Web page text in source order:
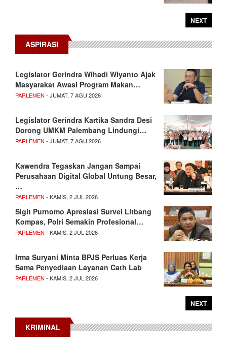
NEXT
ASPIRASI
Legislator Gerindra Wihadi Wiyanto Ajak
Masyarakat Awasi Program Makan…
PARLEMEN - JUMAT, 7 AGU 2026
Legislator Gerindra Kartika Sandra Desi
Dorong UMKM Palembang Lindungi…
PARLEMEN - JUMAT, 7 AGU 2026
Kawendra Tegaskan Jangan Sampai
Perusahaan Digital Global Untung Besar,
…
PARLEMEN - KAMIS, 2 JUL 2026
Sigit Purnomo Apresiasi Survei Litbang
Kompas, Polri Semakin Profesional…
PARLEMEN - KAMIS, 2 JUL 2026
Irma Suryani Minta BPJS Perluas Kerja
Sama Penyediaan Layanan Cath Lab
PARLEMEN - KAMIS, 2 JUL 2026
NEXT
KRIMINAL